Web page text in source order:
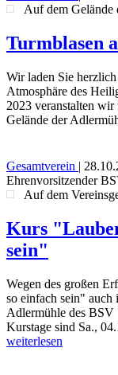
Auf dem Gelände
Turmblasen
Wir laden Sie
Atmosphäre des
2023 veranstalten
Gelände der
Gesamtverein |
Ehrenvorsitzender
Auf dem
Kurs
sein"
Wegen des großen
so einfach sein" auch
Adlermühle des BSV
Kurstage sind Sa.,
weiterlesen